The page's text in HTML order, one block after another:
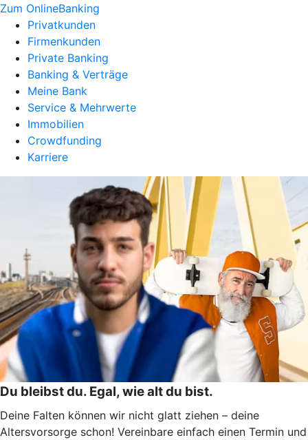
Zum OnlineBanking
Privatkunden
Firmenkunden
Private Banking
Banking & Verträge
Meine Bank
Service & Mehrwerte
Immobilien
Crowdfunding
Karriere
Du bleibst du. Egal, wie alt du bist.
Deine Falten können wir nicht glatt ziehen – deine
Altersvorsorge schon! Vereinbare einfach einen Termin und